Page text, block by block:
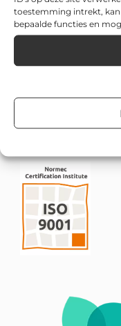
toestemming intrekt,
bepaalde functies en